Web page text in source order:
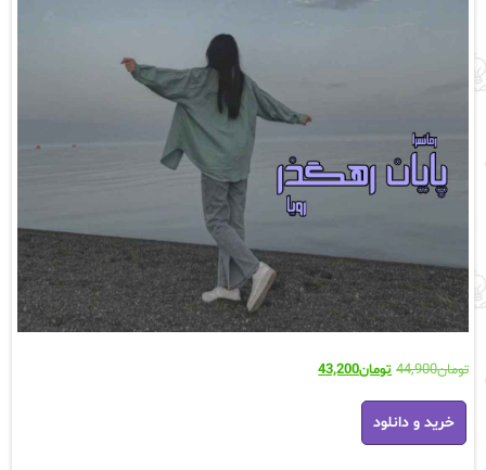
تومان44,900 قیمت
تومان44,900
بود.
تومان43,200قیمت
دانلود
pdf
رمان
خرید و دانلود